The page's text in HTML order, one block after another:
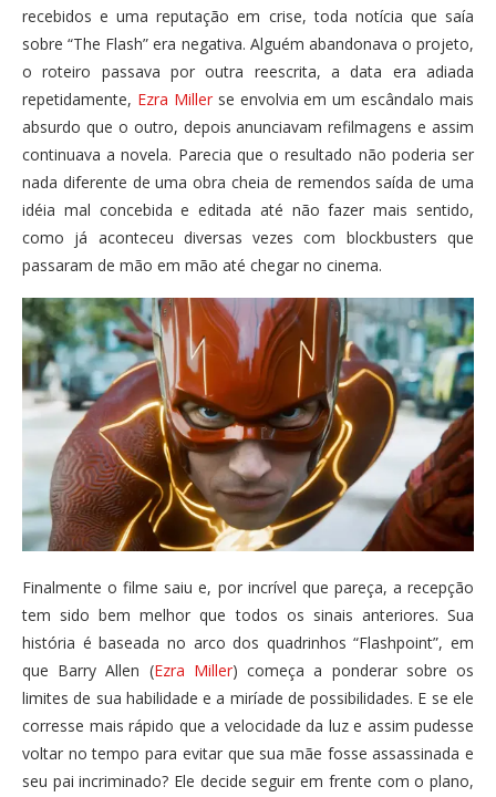
recebidos e uma reputação em crise, toda notícia que saía
sobre “The Flash” era negativa. Alguém abandonava o projeto,
o roteiro passava por outra reescrita, a data era adiada
repetidamente, Ezra Millerse envolvia em um escândalo mais
absurdo que o outro, depois anunciavam refilmagens e assim
continuava a novela. Parecia que o resultado não poderia ser
nada diferente de uma obra cheia de remendos saída de uma
idéia mal concebida e editada até não fazer mais sentido,
como já aconteceu diversas vezes com blockbusters que
passaram de mão em mão até chegar no cinema.
Finalmente o filme saiu e, por incrível que pareça, a recepção
tem sido bem melhor que todos os sinais anteriores. Sua
história é baseada no arco dos quadrinhos “Flashpoint”, em
que Barry Allen (Ezra Miller) começa a ponderar sobre os
limites de sua habilidade e a miríade de possibilidades. E se ele
corresse mais rápido que a velocidade da luz e assim pudesse
voltar no tempo para evitar que sua mãe fosse assassinada e
seu pai incriminado? Ele decide seguir em frente com o plano,